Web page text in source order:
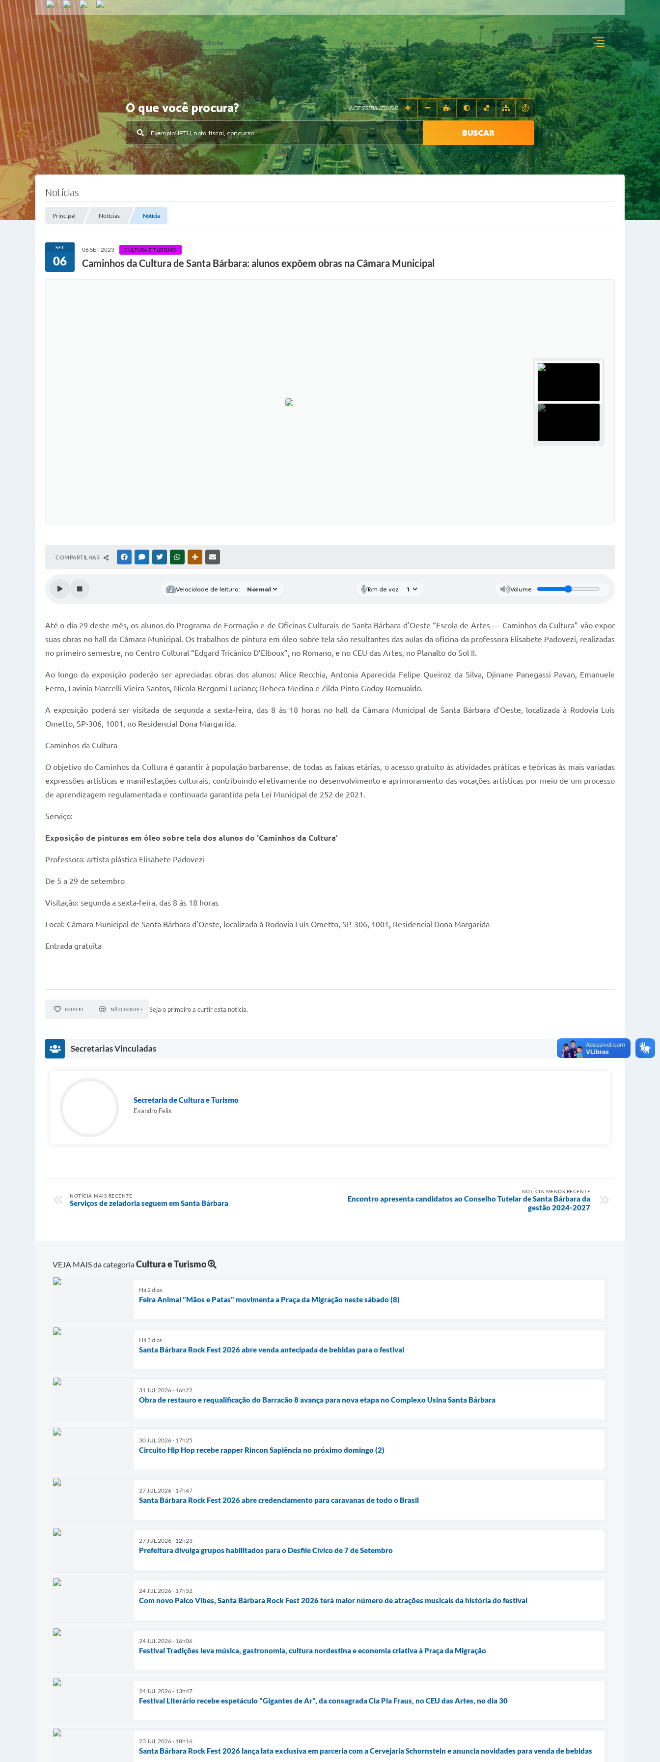
A Cidade Secretarias Serviços Online Ouvidoria Transparência
O que você procura?
BUSCAR
ACESSIBILIDADE
Notícias
Principal Notícias Notícia
SET
06
06 SET 2023 CULTURA E TURISMO
Caminhos da Cultura de Santa Bárbara: alunos expõem obras na Câmara Municipal
COMPARTILHAR FACEBOOKMESSENGER
TWITTERWHATSAPPOUTRAS MÍDIAS
Velocidade de leitura: Tom de voz: Volume
Até o dia 29 deste mês, os alunos do Programa de Formação e de Oficinas Culturais de Santa Bárbara d'Oeste “Escola de Artes — Caminhos da Cultura” vão expor
suas obras no hall da Câmara Municipal. Os trabalhos de pintura em óleo sobre tela são resultantes das aulas da oficina da professora Elisabete Padovezi, realizadas
no primeiro semestre, no Centro Cultural “Edgard Tricânico D’Elboux”, no Romano, e no CEU das Artes, no Planalto do Sol II.
Ao longo da exposição poderão ser apreciadas obras dos alunos: Alice Recchia, Antonia Aparecida Felipe Queiroz da Silva, Djinane Panegassi Pavan, Emanuele
Ferro, Lavinia Marcelli Vieira Santos, Nicola Bergomi Luciano; Rebeca Medina e Zilda Pinto Godoy Romualdo.
A exposição poderá ser visitada de segunda a sexta-feira, das 8 às 18 horas no hall da Câmara Municipal de Santa Bárbara d’Oeste, localizada à Rodovia Luís
Ometto, SP-306, 1001, no Residencial Dona Margarida.
Caminhos da Cultura
O objetivo do Caminhos da Cultura é garantir à população barbarense, de todas as faixas etárias, o acesso gratuito às atividades práticas e teóricas às mais variadas
expressões artísticas e manifestações culturais, contribuindo efetivamente no desenvolvimento e aprimoramento das vocações artísticas por meio de um processo
de aprendizagem regulamentada e continuada garantida pela Lei Municipal de 252 de 2021.
Serviço:
Exposição de pinturas em óleo sobre tela dos alunos do 'Caminhos da Cultura'
Professora: artista plástica Elisabete Padovezi
De 5 a 29 de setembro
Visitação: segunda a sexta-feira, das 8 às 18 horas
Local: Câmara Municipal de Santa Bárbara d’Oeste, localizada à Rodovia Luís Ometto, SP-306, 1001, Residencial Dona Margarida
Entrada gratuita
GOSTEI NÃO GOSTEI Seja o primeiro a curtir esta notícia.
Secretarias Vinculadas
Secretaria de Cultura e Turismo
Evandro Felix
NOTÍCIA MAIS RECENTE
Serviços de zeladoria seguem em Santa Bárbara
NOTÍCIA MENOS RECENTE
Encontro apresenta candidatos ao Conselho Tutelar de Santa Bárbara da
gestão 2024-2027
VEJA MAIS da categoriaCultura e Turismo
Há 2 dias
Feira Animal "Mãos e Patas" movimenta a Praça da Migração neste sábado (8)
Há 3 dias
Santa Bárbara Rock Fest 2026 abre venda antecipada de bebidas para o festival
31 JUL 2026 - 16h22
Obra de restauro e requalificação do Barracão 8 avança para nova etapa no Complexo Usina Santa Bárbara
30 JUL 2026 - 17h25
Circuito Hip Hop recebe rapper Rincon Sapiência no próximo domingo (2)
27 JUL 2026 - 17h47
Santa Bárbara Rock Fest 2026 abre credenciamento para caravanas de todo o Brasil
27 JUL 2026 - 12h23
Prefeitura divulga grupos habilitados para o Desfile Cívico de 7 de Setembro
24 JUL 2026 - 17h52
Com novo Palco Vibes, Santa Bárbara Rock Fest 2026 terá maior número de atrações musicais da história do festival
24 JUL 2026 - 16h06
Festival Tradições leva música, gastronomia, cultura nordestina e economia criativa à Praça da Migração
24 JUL 2026 - 13h47
Festival Literário recebe espetáculo "Gigantes de Ar", da consagrada Cia Pia Fraus, no CEU das Artes, no dia 30
23 JUL 2026 - 18h16
Santa Bárbara Rock Fest 2026 lança lata exclusiva em parceria com a Cervejaria Schornstein e anuncia novidades para venda de bebidas